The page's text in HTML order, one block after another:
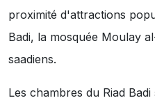
proximité d'attractions
Badi, la mosquée Moulay
saadiens.
Les chambres du Riad